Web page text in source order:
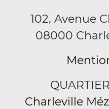
102, Avenue
08000
Charleville